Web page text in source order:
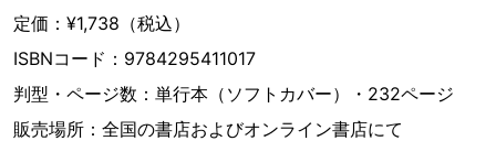
定価：¥1,738（税込）
ISBNコード：9784295411017
判型・ページ数：単行本（ソフトカバー）・232ページ
販売場所：全国の書店およびオンライン書店にて